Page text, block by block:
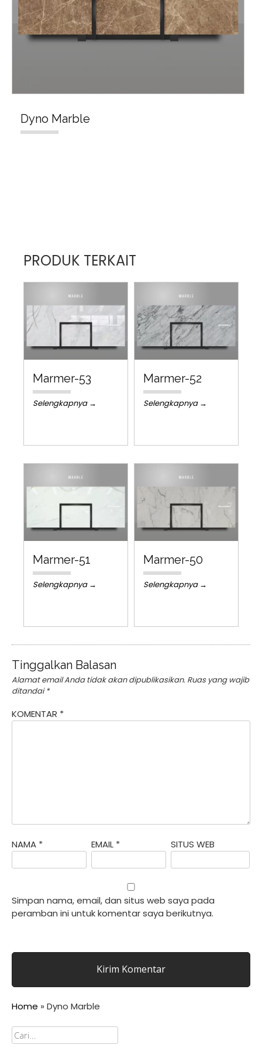
Dyno Marble
PRODUK TERKAIT
Marmer-53
Selengkapnya →
Marmer-52
Selengkapnya →
Marmer-51
Selengkapnya →
Marmer-50
Selengkapnya →
Tinggalkan Balasan
Alamat email Anda tidak akan dipublikasikan. Ruas yang wajib
ditandai*
KOMENTAR *
NAMA * EMAIL * SITUS WEB
Simpan nama, email, dan situs web saya pada
peramban ini untuk komentar saya berikutnya.
Home » Dyno Marble
Cari